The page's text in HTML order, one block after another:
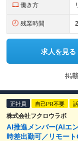
働き方
残業時間
求人を見る
掲
正社員 自己PR不要
株式会社フクロウラボ
AI推進メンバー(AIエ
時差出勤可／リモー